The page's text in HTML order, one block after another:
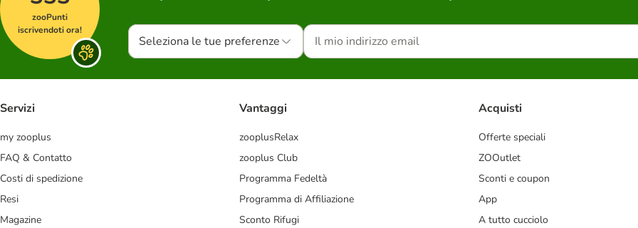
zooPunti
iscrivendoti ora!
Seleziona le tue preferenze
Servizi
my zooplus
FAQ & Contatto
Costi di spedizione
Resi
Magazine
Vantaggi
zooplusRelax
zooplus Club
Programma Fedeltà
Programma di Affiliazione
Sconto Rifugi
Acquisti
Offerte speciali
ZOOutlet
Sconti e coupon
App
A tutto cucciolo